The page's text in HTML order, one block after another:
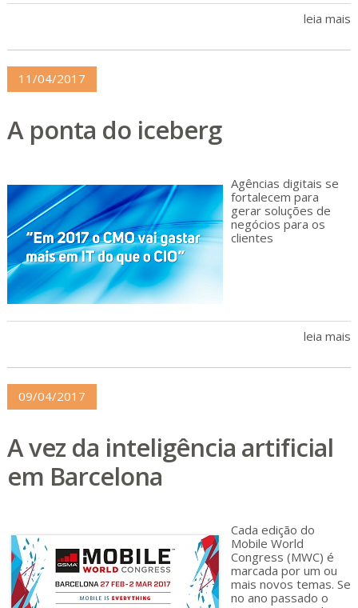
leia mais
11/04/2017
A ponta do iceberg
Agências digitais se
fortalecem para
gerar soluções de
negócios para os
clientes
leia mais
09/04/2017
A vez da inteligência artificial
em Barcelona
Cada edição do
Mobile World
Congress (MWC) é
marcada por um ou
mais novos temas. Se
no ano passado o